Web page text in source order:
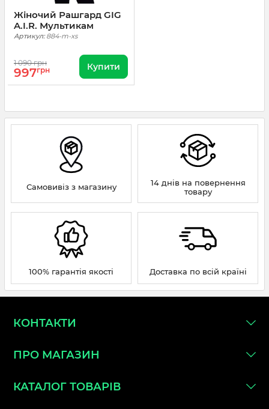
Жіночий Рашгард GIG
A.I.R. Мультикам
Артикул:884-m-xs
1 090 грн
997грн Купити
Самовивіз з магазину
14 днів на повернення
товару
100% гарантія якості Доставка по всій країні
КОНТАКТИ
ПРО МАГАЗИН
КАТАЛОГ ТОВАРІВ